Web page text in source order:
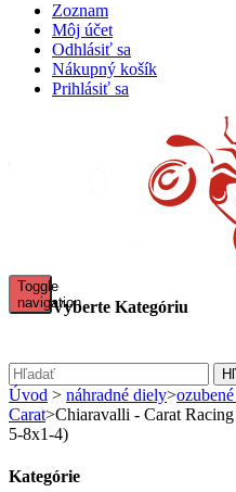
Zoznam
Môj účet
Odhlásiť sa
Nákupný košík
Prihlásiť sa
Toggle
navigationVyberte Kategóriu
reťazové kity Chiaravalli +
Rade Garage power parts
PLEXI ŠTÍTY MRA
KOMUNIKÁTORY
HYPERPRO
ladené výfuky Leo Vince
AKCIE
Úvod > náhradné diely>
Carat>Chiaravalli - Carat
5-8x1-4)
Kategórie